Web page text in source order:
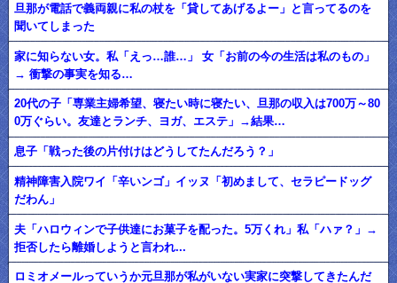
旦那が電話で義両親に私の杖を「貸してあげるよー」と言ってるのを
聞いてしまった
家に知らない女。私「えっ…誰…」 女「お前の今の生活は私のもの」
→ 衝撃の事実を知る…
20代の子「専業主婦希望、寝たい時に寝たい、旦那の収入は700万～80
0万ぐらい。友達とランチ、ヨガ、エステ」→結果…
息子「戦った後の片付けはどうしてたんだろう？」
精神障害入院ワイ「辛いンゴ」イッヌ「初めまして、セラピードッグ
だわん」
夫「ハロウィンで子供達にお菓子を配った。5万くれ」私「ハァ？」→
拒否したら離婚しようと言われ...
ロミオメールっていうか元旦那が私がいない実家に突撃してきたんだ